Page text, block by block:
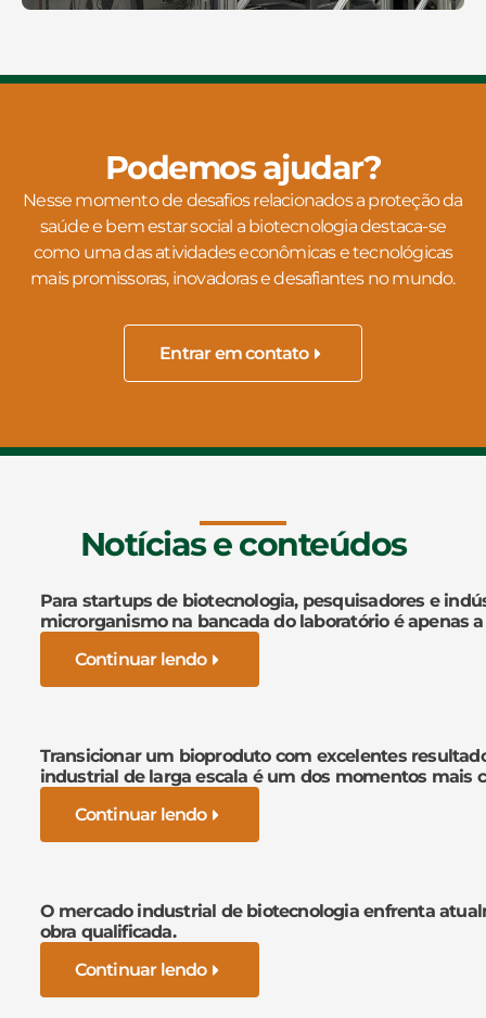
Podemos ajudar?
Nesse momento de desafios relacionados a proteção da
saúde e bem estar social a biotecnologia destaca-se
como uma das atividades econômicas e tecnológicas
mais promissoras, inovadoras e desafiantes no mundo.
Entrar em contato
Notícias e conteúdos
Para startups de biotecnologia, pesquisadores e
microrganismo na bancada do laboratório é apenas
Continuar lendo
Transicionar um bioproduto com excelentes
industrial de larga escala é um dos momentos mais
Continuar lendo
O mercado industrial de biotecnologia enfrenta
obra qualificada.
Continuar lendo